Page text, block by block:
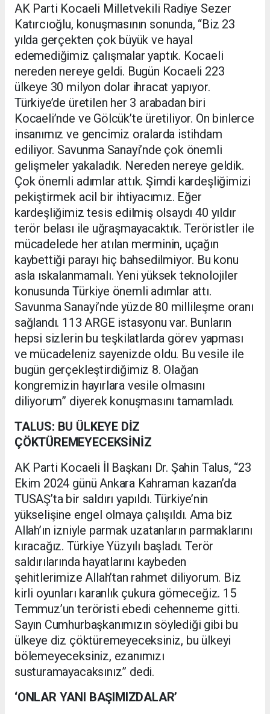
AK Parti Kocaeli Milletvekili Radiye Sezer
Katırcıoğlu, konuşmasının sonunda, “Biz 23
yılda gerçekten çok büyük ve hayal
edemediğimiz çalışmalar yaptık. Kocaeli
nereden nereye geldi. Bugün Kocaeli 223
ülkeye 30 milyon dolar ihracat yapıyor.
Türkiye’de üretilen her 3 arabadan biri
Kocaeli’nde ve Gölcük’te üretiliyor. On binlerce
insanımız ve gencimiz oralarda istihdam
ediliyor. Savunma Sanayi’nde çok önemli
gelişmeler yakaladık. Nereden nereye geldik.
Çok önemli adımlar attık. Şimdi kardeşliğimizi
pekiştirmek acil bir ihtiyacımız. Eğer
kardeşliğimiz tesis edilmiş olsaydı 40 yıldır
terör belası ile uğraşmayacaktık. Teröristler ile
mücadelede her atılan merminin, uçağın
kaybettiği parayı hiç bahsedilmiyor. Bu konu
asla ıskalanmamalı. Yeni yüksek teknolojiler
konusunda Türkiye önemli adımlar attı.
Savunma Sanayi’nde yüzde 80 millileşme oranı
sağlandı. 113 ARGE istasyonu var. Bunların
hepsi sizlerin bu teşkilatlarda görev yapması
ve mücadeleniz sayenizde oldu. Bu vesile ile
bugün gerçekleştirdiğimiz 8. Olağan
kongremizin hayırlara vesile olmasını
diliyorum” diyerek konuşmasını tamamladı.
TALUS: BU ÜLKEYE DİZ
ÇÖKTÜREMEYECEKSİNİZ
AK Parti Kocaeli İl Başkanı Dr. Şahin Talus, “23
Ekim 2024 günü Ankara Kahraman kazan’da
TUSAŞ’ta bir saldırı yapıldı. Türkiye’nin
yükselişine engel olmaya çalışıldı. Ama biz
Allah’ın izniyle parmak uzatanların parmaklarını
kıracağız. Türkiye Yüzyılı başladı. Terör
saldırılarında hayatlarını kaybeden
şehitlerimize Allah’tan rahmet diliyorum. Biz
kirli oyunları karanlık çukura gömeceğiz. 15
Temmuz’un teröristi ebedi cehenneme gitti.
Sayın Cumhurbaşkanımızın söylediği gibi bu
ülkeye diz çöktüremeyeceksiniz, bu ülkeyi
bölemeyeceksiniz, ezanımızı
susturamayacaksınız” dedi.
‘ONLAR YANI BAŞIMIZDALAR’